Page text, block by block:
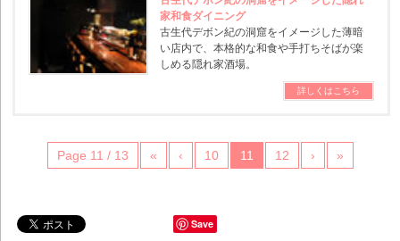
家和食ダイニング
古生代デボン紀の洞窟をイメージした薄暗
い店内で、本格的な和食や手打ちそばが楽
しめる隠れ家酒場。
詳しくはこちら
Page 11 / 13 « ‹ 10 11 12 › »
Save